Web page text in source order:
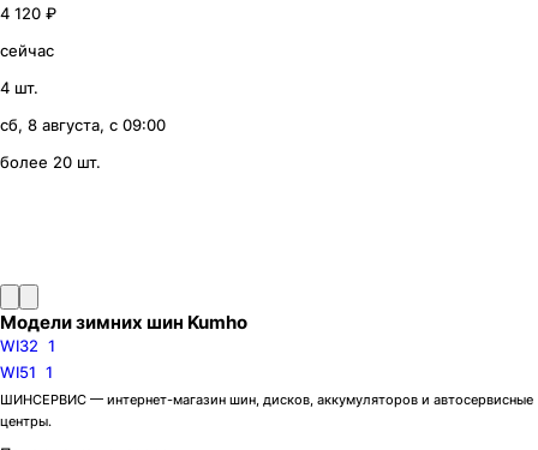
4 120 ₽
сейчас
4 шт.
сб, 8 августа, с 09:00
более 20 шт.
Модели зимних шин Kumho
WI32 1
WI51 1
ШИНСЕРВИС — интернет-магазин шин, дисков, аккумуляторов и автосервисные
центры.